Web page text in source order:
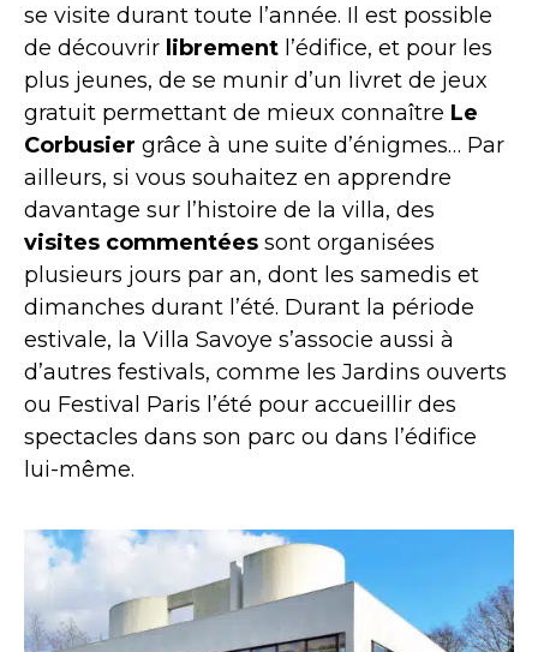
se visite durant toute l’année. Il est possible
de découvrir librement l’édifice, et pour les
plus jeunes, de se munir d’un livret de jeux
gratuit permettant de mieux connaître Le
Corbusier grâce à une suite d’énigmes… Par
ailleurs, si vous souhaitez en apprendre
davantage sur l’histoire de la villa, des
visites commentées sont organisées
plusieurs jours par an, dont les samedis et
dimanches durant l’été. Durant la période
estivale, la Villa Savoye s’associe aussi à
d’autres festivals, comme les Jardins ouverts
ou Festival Paris l’été pour accueillir des
spectacles dans son parc ou dans l’édifice
lui-même.